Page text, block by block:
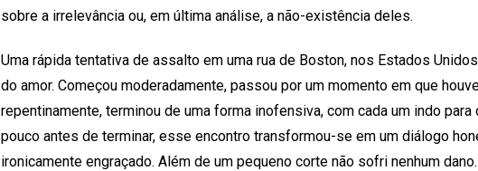
sobre a irrelevância ou, em última análise, a não-existência deles.
Uma rápida tentativa de assalto em uma rua de Boston, nos Estados
do amor. Começou moderadamente, passou por um momento em que
repentinamente, terminou de uma forma inofensiva, com cada um indo
pouco antes de terminar, esse encontro transformou-se em um diálogo
ironicamente engraçado. Além de um pequeno corte não sofri nenhum